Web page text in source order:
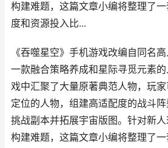
构建难题，这篇文章小编将整理了
度和资源投入比...
《吞噬星空》手机游戏改编自同名
一款融合策略养成和星际寻觅元素
戏中汇聚了大量原著典范人物，玩
定位的人物，组建高适配度的战斗阵
挑战副本并拓展宇宙版图。针对新
构建难题，这篇文章小编将整理了